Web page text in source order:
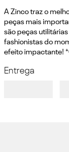
A Zinco traz o
peças mais
são peças
fashionistas do
efeito impactante!
Entrega